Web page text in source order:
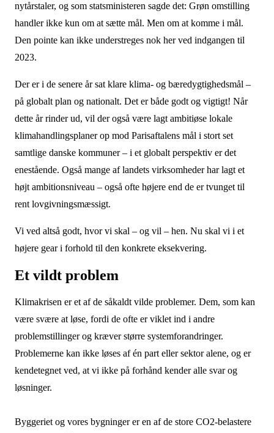
nytårstaler, og som statsministeren sagde det: Grøn omstilling
handler ikke kun om at sætte mål. Men om at komme i mål.
Den pointe kan ikke understreges nok her ved indgangen til
2023.
Der er i de senere år sat klare klima- og bæredygtighedsmål –
på globalt plan og nationalt. Det er både godt og vigtigt! Når
dette år rinder ud, vil der også være lagt ambitiøse lokale
klimahandlingsplaner op mod Parisaftalens mål i stort set
samtlige danske kommuner – i et globalt perspektiv er det
enestående. Også mange af landets virksomheder har lagt et
højt ambitionsniveau – også ofte højere end de er tvunget til
rent lovgivningsmæssigt.
Vi ved altså godt, hvor vi skal – og vil – hen. Nu skal vi i et
højere gear i forhold til den konkrete eksekvering.
Et vildt problem
Klimakrisen er et af de såkaldt vilde problemer. Dem, som kan
være svære at løse, fordi de ofte er viklet ind i andre
problemstillinger og kræver større systemforandringer.
Problemerne kan ikke løses af én part eller sektor alene, og er
kendetegnet ved, at vi ikke på forhånd kender alle svar og
løsninger.
Byggeriet og vores bygninger er en af de store CO2-belastere